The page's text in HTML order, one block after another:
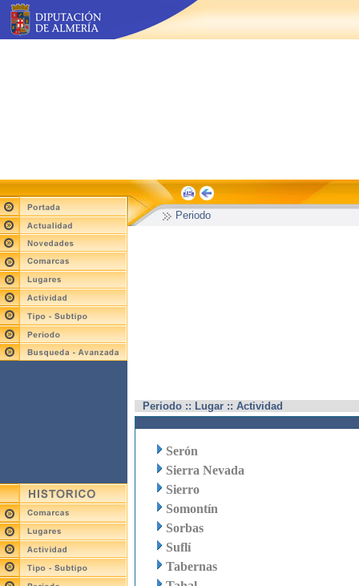
Periodo
Periodo :: Lugar :: Actividad
Serón
Sierra Nevada
Sierro
Somontín
Sorbas
Suflí
Tabernas